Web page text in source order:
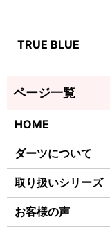
TRUE BLUE
HOME
ダーツについて
取り扱いシリーズ
お客様の声